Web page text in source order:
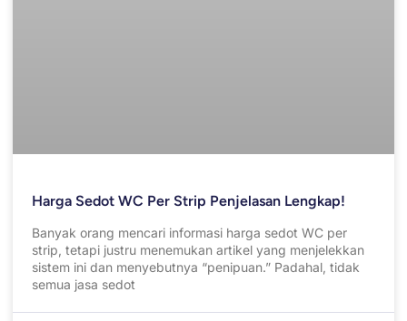
Harga Sedot WC Per Strip Penjelasan Lengkap!
Banyak orang mencari informasi harga sedot WC per
strip, tetapi justru menemukan artikel yang menjelekkan
sistem ini dan menyebutnya “penipuan.” Padahal, tidak
semua jasa sedot